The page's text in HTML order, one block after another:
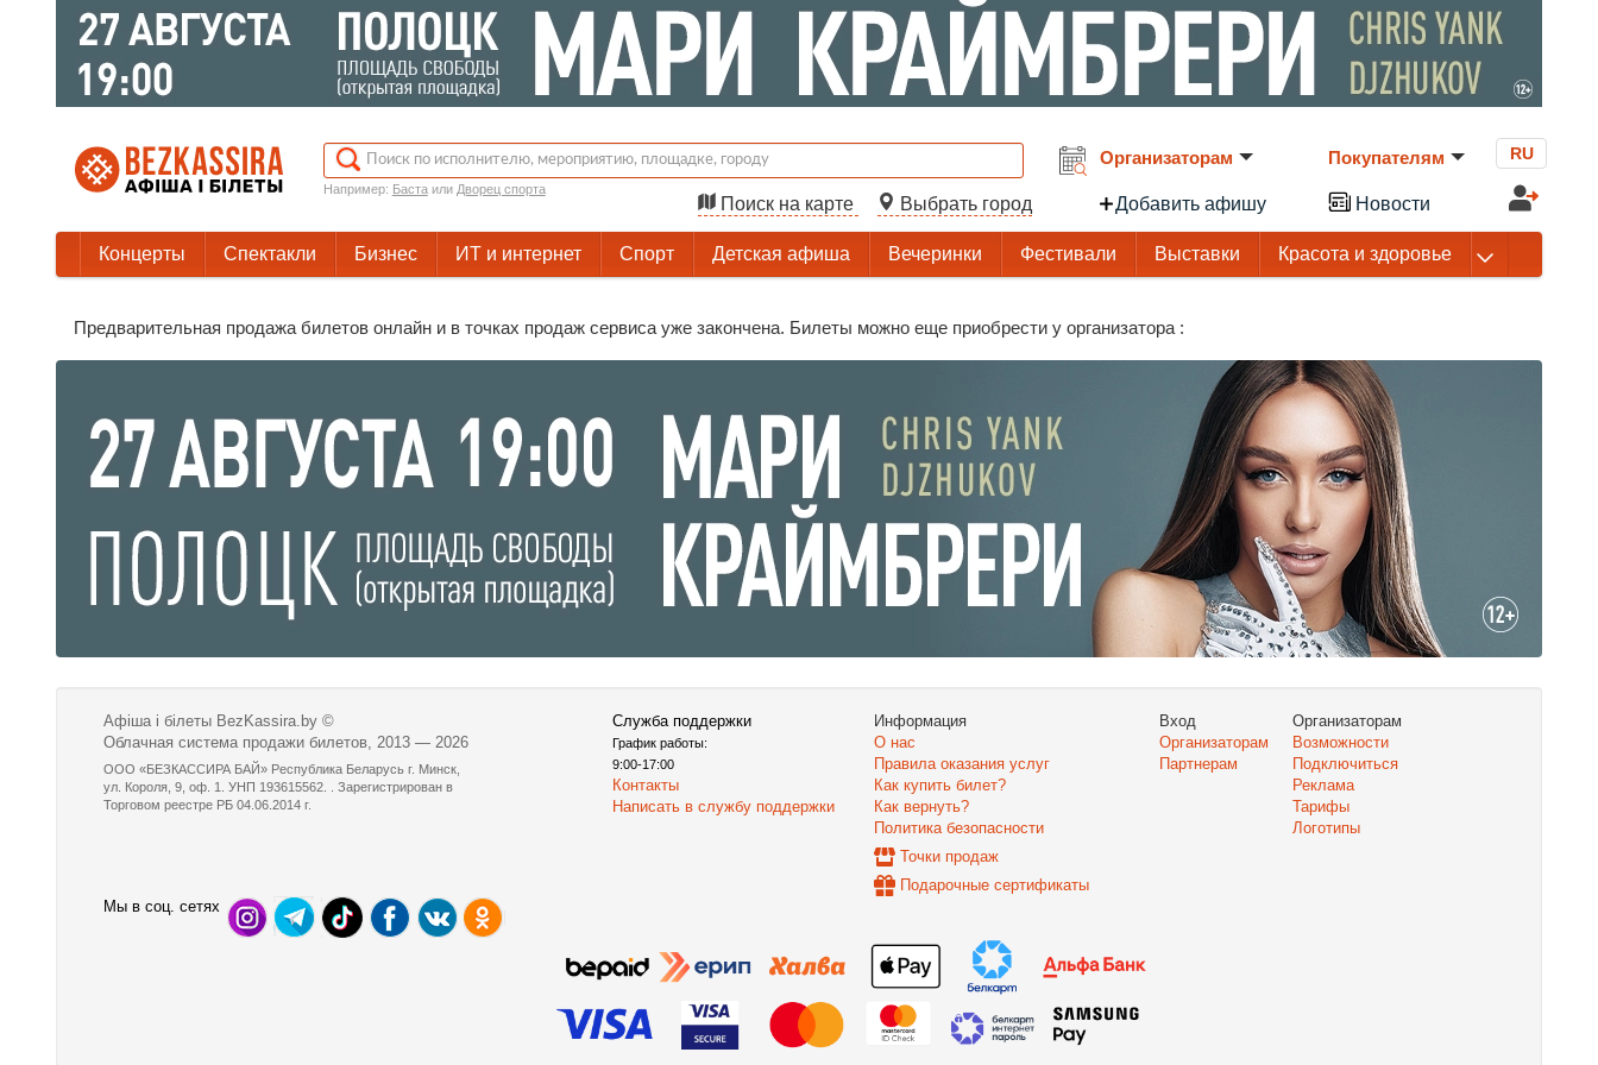
Например: Бастаили Дворец спорта
Поиск на карте Выбрать город
Организаторам
Добавить афишу
Покупателям
Новости
RU
Концерты Спектакли Бизнес ИТ и интернет Спорт Детская афиша Вечеринки Фестивали Выставки Красота и здоровье
Предварительная продажа билетов онлайн и в точках продаж сервиса уже закончена. Билеты можно еще приобрести у организатора :
Афіша і білеты BezKassira.by ©
Облачная система продажи билетов, 2013 — 2026
ООО «БЕЗКАССИРА БАЙ» Республика Беларусь г. Минск,
ул. Короля, 9, оф. 1. УНП 193615562. . Зарегистрирован в
Торговом реестре РБ 04.06.2014 г.
Служба поддержки
График работы:
9:00-17:00
Контакты
Написать в службу поддержки
Информация
О нас
Правила оказания услуг
Как купить билет?
Как вернуть?
Политика безопасности
Точки продаж
Подарочные сертификаты
Вход
Организаторам
Партнерам
Организаторам
Возможности
Подключиться
Реклама
Тарифы
Логотипы
Мы в соц. сетях